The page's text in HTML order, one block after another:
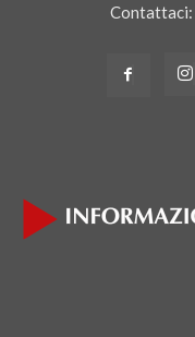
Contattaci: